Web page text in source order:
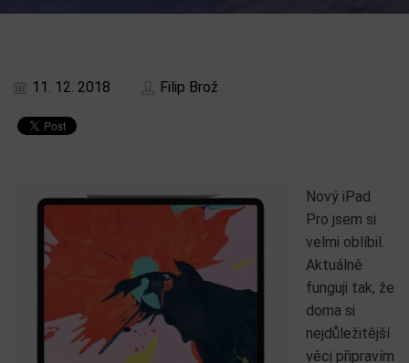
11. 12. 2018 Filip Brož
Nový iPad
Pro jsem si
velmi oblíbil.
Aktuálně
funguji tak, že
doma si
nejdůležitější
věci připravím